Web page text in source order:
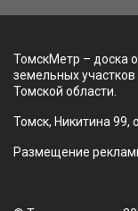
ТомскМетр – доска
земельных
Томской области.
Томск, Никитина 99,
Размещение